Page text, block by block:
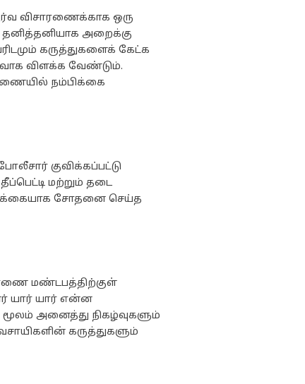
விசாரணைக்காக ஒரு
தனித்தனியாக அறைக்கு
கருத்துகளைக் கேட்க
விளக்க வேண்டும்.
நம்பிக்கை
குவிக்கப்பட்டு
மற்றும் தடை
சோதனை செய்த
மண்டபத்திற்குள்
யார் யார் என்ன
அனைத்து நிகழ்வுகளும்
கருத்துகளும்